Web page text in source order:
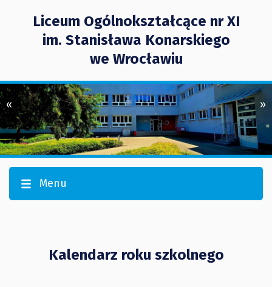
Liceum Ogólnokształcące nr XI
im. Stanisława Konarskiego
we Wrocławiu
« »
Menu
Kalendarz roku szkolnego